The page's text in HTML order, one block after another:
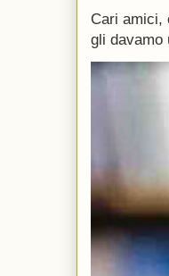
Cari amici,
gli davamo